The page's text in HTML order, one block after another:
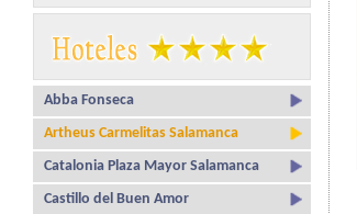
Abba Fonseca
Artheus Carmelitas Salamanca
Catalonia Plaza Mayor Salamanca
Castillo del Buen Amor